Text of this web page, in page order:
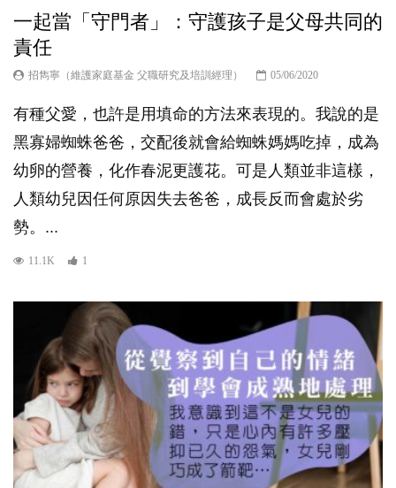
一起當「守門者」：守護孩子是父母共同的
責任
招雋寧（維護家庭基金 父職研究及培訓經理） 05/06/2020
有種父愛，也許是用填命的方法來表現的。我說的是
黑寡婦蜘蛛爸爸，交配後就會給蜘蛛媽媽吃掉，成為
幼卵的營養，化作春泥更護花。可是人類並非這樣，
人類幼兒因任何原因失去爸爸，成長反而會處於劣
勢。...
11.1K 1